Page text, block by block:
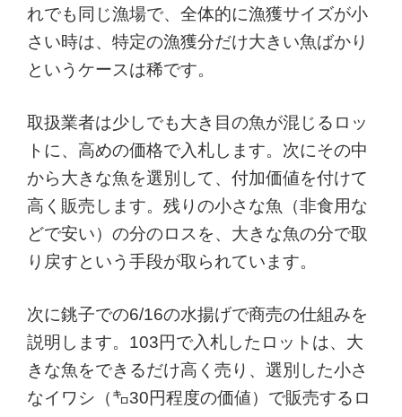
れでも同じ漁場で、全体的に漁獲サイズが小
さい時は、特定の漁獲分だけ大きい魚ばかり
というケースは稀です。
取扱業者は少しでも大き目の魚が混じるロッ
トに、高めの価格で入札します。次にその中
から大きな魚を選別して、付加価値を付けて
高く販売します。残りの小さな魚（非食用な
どで安い）の分のロスを、大きな魚の分で取
り戻すという手段が取られています。
次に銚子での6/16の水揚げで商売の仕組みを
説明します。103円で入札したロットは、大
きな魚をできるだけ高く売り、選別した小さ
なイワシ（㌔30円程度の価値）で販売するロ